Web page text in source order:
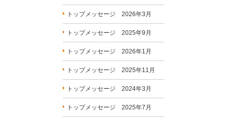
トップメッセージ 2026年3月
トップメッセージ 2025年9月
トップメッセージ 2026年1月
トップメッセージ 2025年11月
トップメッセージ 2024年3月
トップメッセージ 2025年7月